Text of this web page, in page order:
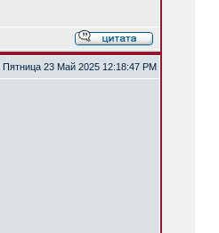
Пятница 23 Май 2025 12:18:47 PM